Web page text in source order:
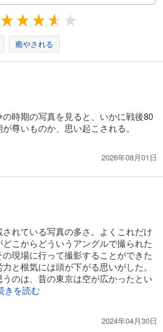
癒やされる
時期の写真を見ると、いかに戦後80
尊いものか、思い起こされる。
2026年08月01日
れている写真の多さ。よくこれだけ
こからどういうアングルで撮られた
現場に行って撮影することができた
と根気には頭が下がる思いがした。
のは、昔の東京は空が広かったとい
きを読む
2024年04月30日